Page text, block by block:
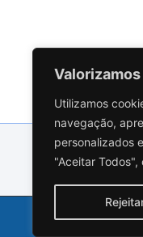
Utilizamos
navegação,
personalizados
"Aceitar
PARCERIA
2026 © CCRIA |